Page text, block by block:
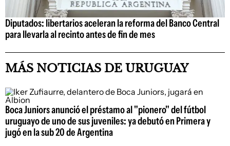
Diputados: libertarios aceleran la reforma del Banco Central
para llevarla al recinto antes de fin de mes
MÁS NOTICIAS DE URUGUAY
Boca Juniors anunció el préstamo al "pionero" del fútbol
uruguayo de uno de sus juveniles: ya debutó en Primera y
jugó en la sub 20 de Argentina